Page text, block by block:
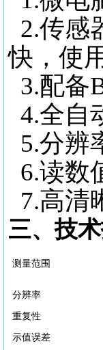
2.传感
快，使
3.配备
4.全自
5.分辨
6.读数
7.高清
三、技术
测量范围
分辨率
重复性
示值误差